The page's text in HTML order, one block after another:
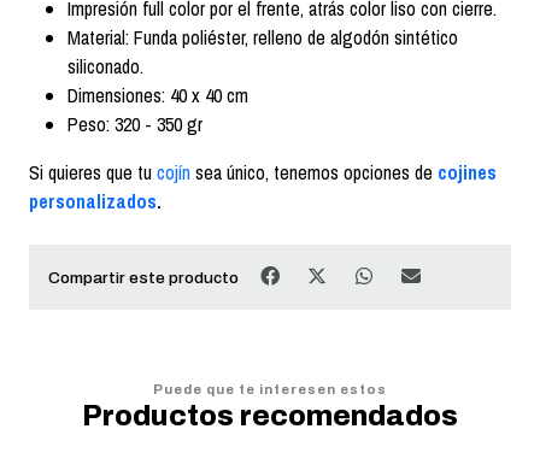
Impresión full color por el frente, atrás color liso con cierre.
Material: Funda poliéster, relleno de algodón sintético
siliconado.
Dimensiones: 40 x 40 cm
Peso: 320 - 350 gr
Si quieres que tucojín sea único, tenemos opciones de cojines
personalizados.
Compartir este producto
Puede que te interesen estos
Productos recomendados